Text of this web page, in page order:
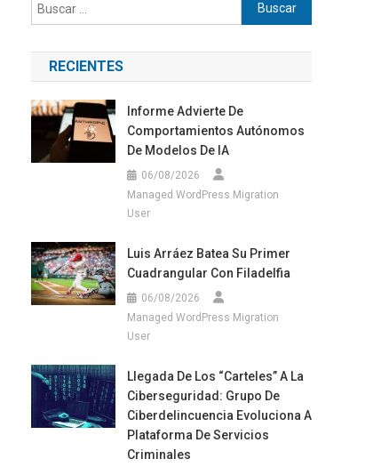
RECIENTES
Informe Advierte De
Comportamientos Autónomos
De Modelos De IA
06/08/2026
Managed WordPress Migration
User
Luis Arráez Batea Su Primer
Cuadrangular Con Filadelfia
06/08/2026
Managed WordPress Migration
User
Llegada De Los “carteles” A La
Ciberseguridad: Grupo De
Ciberdelincuencia Evoluciona A
Plataforma De Servicios
Criminales